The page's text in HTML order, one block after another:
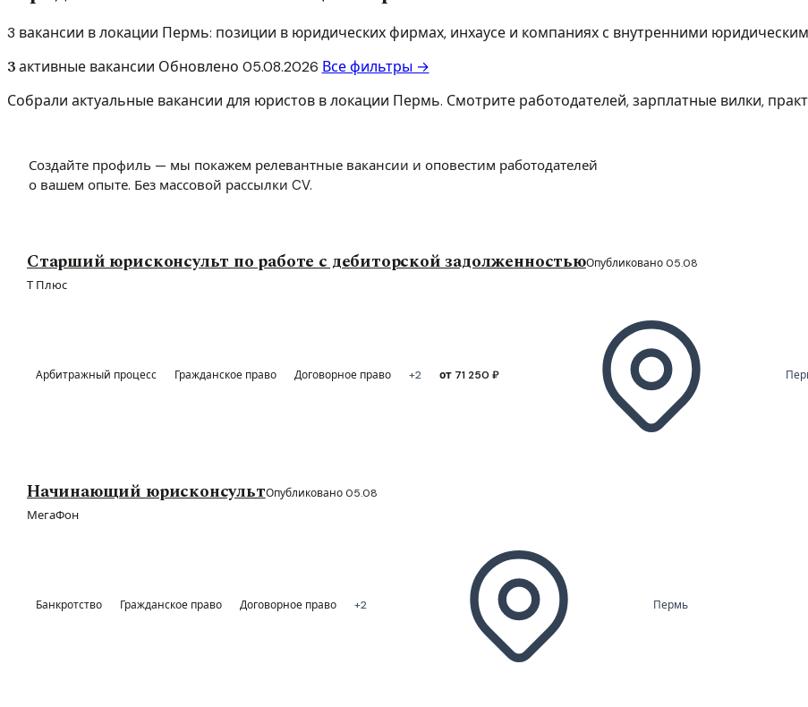
3 вакансии в локации Пермь: позиции в юридических фирмах, инхаусе и компаниях с внутренними
3 активные вакансии Обновлено 05.08.2026 Все фильтры →
Собрали актуальные вакансии для юристов в локации Пермь. Смотрите работодателей, зарплатные вилки,
Создайте профиль — мы покажем релевантные вакансии и оповестим работодателей
о вашем опыте. Без массовой рассылки CV.
Старший юрисконсульт по работе с дебиторской задолженностьюОпубликовано 05.08
Т Плюс
Арбитражный процесс Гражданское право Договорное право +2 от 71 250 ₽
Начинающий юрисконсультОпубликовано 05.08
МегаФон
Банкротство Гражданское право Договорное право +2 Пермь